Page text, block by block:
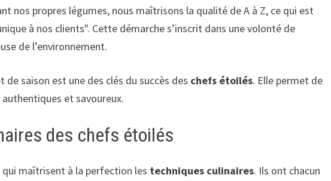
nos propres légumes, nous maîtrisons la qualité de A à Z, ce qui est
à nos clients". Cette démarche s’inscrit dans une volonté de
de l’environnement.
de saison est une des clés du succès des chefs étoilés. Elle permet de
et savoureux.
des chefs étoilés
maîtrisent à la perfection les techniques culinaires. Ils ont chacun